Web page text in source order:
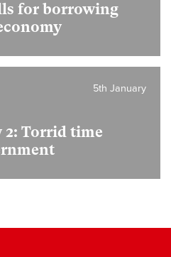
for borrowing
2: Torrid time
5th January